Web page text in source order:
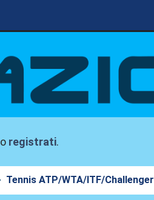
o registrati.
Tennis ATP/WTA/ITF/Challenger